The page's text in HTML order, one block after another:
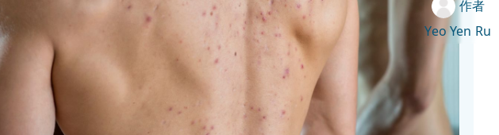
作者
Yeo Yen Ru